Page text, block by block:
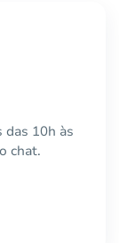
10h às
chat.